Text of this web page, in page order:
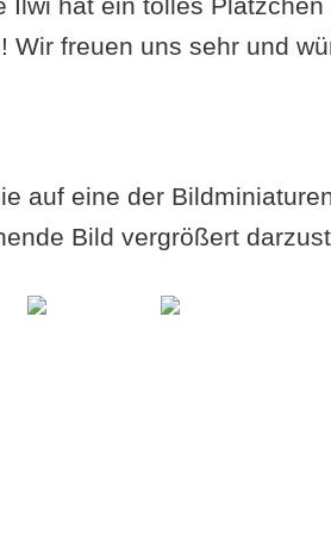
Wir freuen uns sehr und
auf eine der
Bild vergrößert